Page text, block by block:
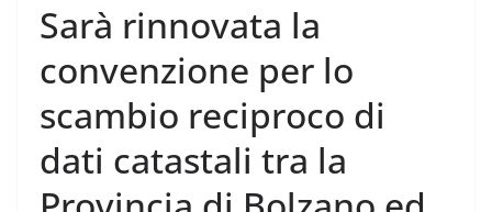
Sarà rinnovata la
convenzione per lo
scambio reciproco di
dati catastali tra la